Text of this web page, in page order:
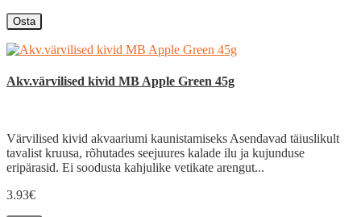
Osta
Akv.värvilised kivid MB Apple Green 45g
Värvilised kivid akvaariumi kaunistamiseks Asendavad täiuslikult
tavalist kruusa, rõhutades seejuures kalade ilu ja kujunduse
eripärasid. Ei soodusta kahjulike vetikate arengut...
3.93€